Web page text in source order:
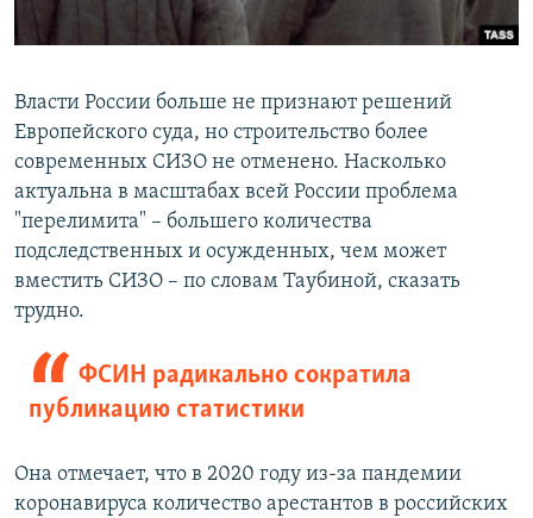
Власти России больше не признают решений
Европейского суда, но строительство более
современных СИЗО не отменено. Насколько
актуальна в масштабах всей России проблема
"перелимита" – большего количества
подследственных и осужденных, чем может
вместить СИЗО – по словам Таубиной, сказать
трудно.
ФСИН радикально сократила
публикацию статистики
Она отмечает, что в 2020 году из-за пандемии
коронавируса количество арестантов в российских